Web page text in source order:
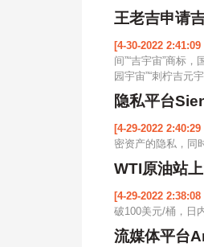
王老吉申请
[4-30-2022 2:41:09
间”“吉宇宙”商标
园宇宙”“刺柠吉元
隐私平台
[4-29-2022 2:40:29
密资产的隐私，同
WTI原油站
[4-29-2022 2:38:08
破100美元/桶，日
流媒体平台